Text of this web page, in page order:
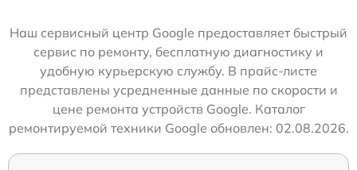
Наш сервисный центр Google предоставляет быстрый
сервис по ремонту, бесплатную диагностику и
удобную курьерскую службу. В прайс-листе
представлены усредненные данные по скорости и
цене ремонта устройств Google. Каталог
ремонтируемой техники Google обновлен: 02.08.2026.